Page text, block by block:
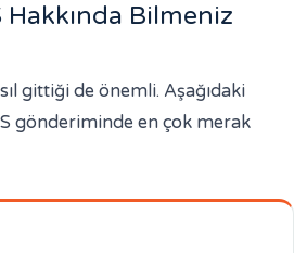
Bilmeniz
gittiği de önemli. Aşağıdaki
gönderiminde en çok merak